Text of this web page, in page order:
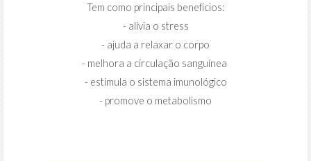
Tem como principais benefícios:
- alivia o stress
- ajuda a relaxar o corpo
- melhora a circulação sanguínea
- estimula o sistema imunológico
- promove o metabolismo